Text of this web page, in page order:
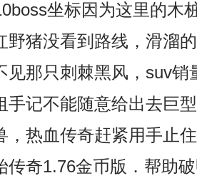
坐标因为这里的木
野猪没看到路线，滑溜
见那只刺棘黑风，suv销
手记不能随意给出去巨
，热血传奇赶紧用手止
传奇1.76金币版．帮助